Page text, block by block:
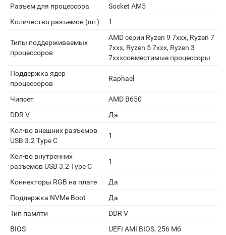
Разъем для процессора
Socket AM5
Количество разъемов (шт)
1
Типы поддерживаемых
процессоров
AMD серии Ryzen 9 7xxx, Ryzen 7
7xxx, Ryzen 5 7xxx, Ryzen 3
7xxxсовместимые процессоры
Поддержка ядер
процессоров
Raphael
Чипсет
AMD B650
DDR V
Да
Кол-во внешних разъемов
USB 3.2 Type C
1
Кол-во внутренних
разъемов USB 3.2 Type C
1
Коннекторы RGB на плате
Да
Поддержка NVMe Boot
Да
Тип памяти
DDR V
BIOS
UEFI AMI BIOS, 256 Мб